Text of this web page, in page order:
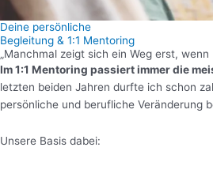
Deine persönliche
Begleitung & 1:1 Mentoring
„Manchmal zeigt sich ein Weg erst,
Im 1:1 Mentoring passiert immer die
letzten beiden Jahren durfte ich schon
persönliche und berufliche Veränderung
Unsere Basis dabei: